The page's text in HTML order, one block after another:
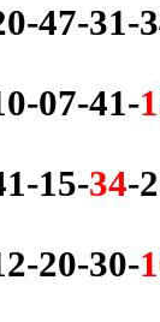
47-31-
07-41-
15-34-
20-30-